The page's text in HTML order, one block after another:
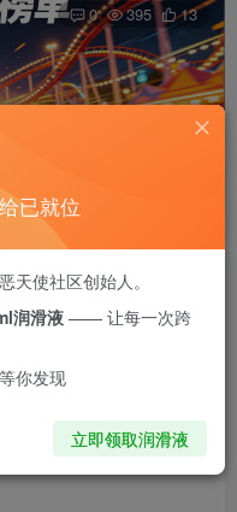
新鲜出炉
0 395 13
关注
“刺激强不强？”但现
慢慢玩的？”“有没有包
已就位
天使社区创始人。
润滑液 —— 让每一次跨
你发现
立即领取润滑液